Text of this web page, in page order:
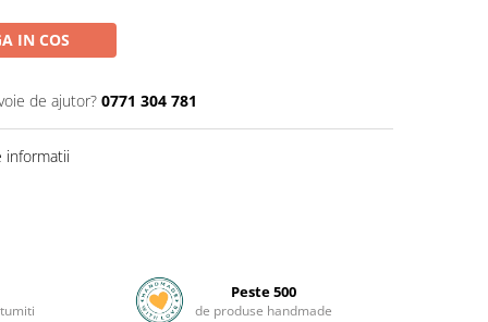
IN COS
de ajutor? 0771 304 781
informatii
Peste 500
de produse handmade